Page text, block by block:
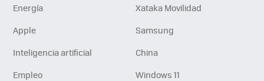
Energía
Xataka Movilidad
Apple
Samsung
Inteligencia artificial
China
Empleo
Windows 11